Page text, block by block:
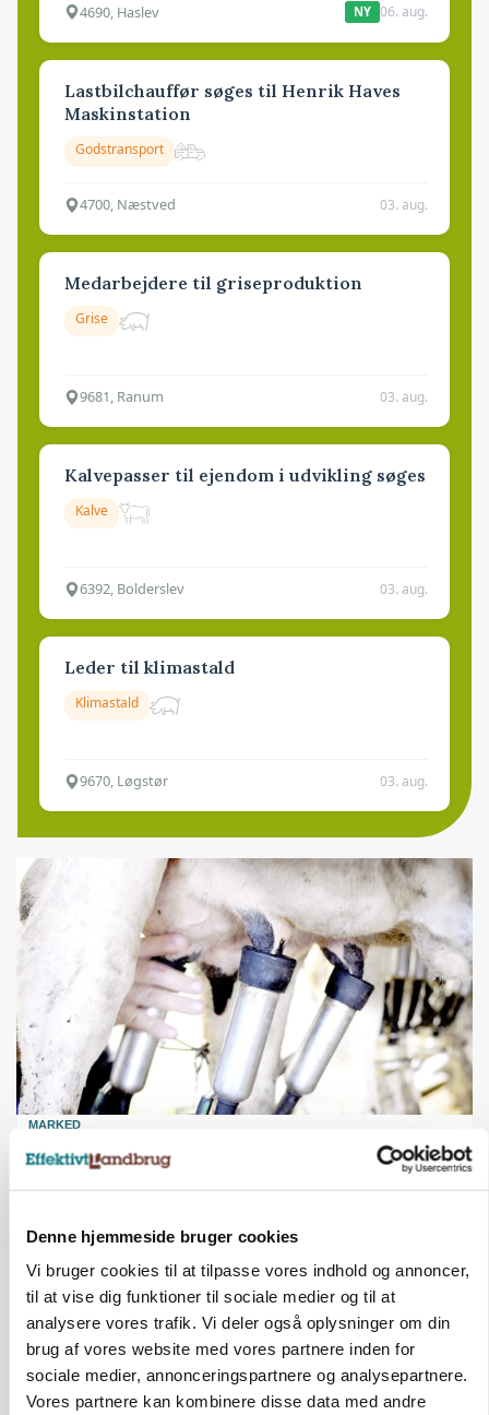
Denne hjemmeside bruger cookies
Vi bruger cookies til at tilpasse vores indhold og annoncer,
til at vise dig funktioner til sociale medier og til at
analysere vores trafik. Vi deler også oplysninger om din
brug af vores website med vores partnere inden for
sociale medier, annonceringspartnere og analysepartnere.
Vores partnere kan kombinere disse data med andre
4690, Haslev NY 06. aug.
Lastbilchauffør søges til Henrik Haves
Maskinstation
Godstransport
4700, Næstved 03. aug.
Medarbejdere til griseproduktion
Grise
9681, Ranum 03. aug.
Kalvepasser til ejendom i udvikling søges
Kalve
6392, Bolderslev 03. aug.
Leder til klimastald
Klimastald
9670, Løgstør 03. aug.
MARKED